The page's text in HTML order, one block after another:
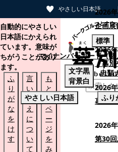
やさしい日本語
本文へスキップする
自動的にやさしい
日本語にかえられ
ています。意味が
ちがうことがあり
ます。
ふ
り
が
な
を
け
す
言
い
替
え
に
つ
い
て
も
と
の
ペ
ー
ジ
を
み
2026
企画展
2026
「幕
2026
幕別町
2026
第30
マイナンバーカード（
忠類
標準
文字黒
背景白
やさしい日本語
ふり